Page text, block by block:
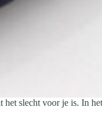
slecht voor je is. In